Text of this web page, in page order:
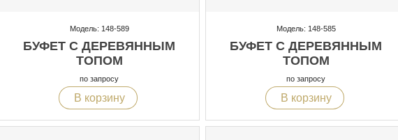
Модель: 148-589
БУФЕТ С ДЕРЕВЯННЫМ
ТОПОМ
по запросу
В корзину
Модель: 148-585
БУФЕТ С ДЕРЕВЯННЫМ
ТОПОМ
по запросу
В корзину